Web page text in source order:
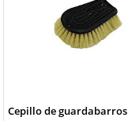
Cepillo de guardabarros